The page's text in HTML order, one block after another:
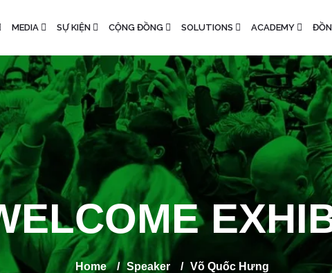
MEDIA SỰ KIỆN CỘNG ĐỒNG SOLUTIONS ACADEMY
Home / Speaker / Võ Quốc Hưng